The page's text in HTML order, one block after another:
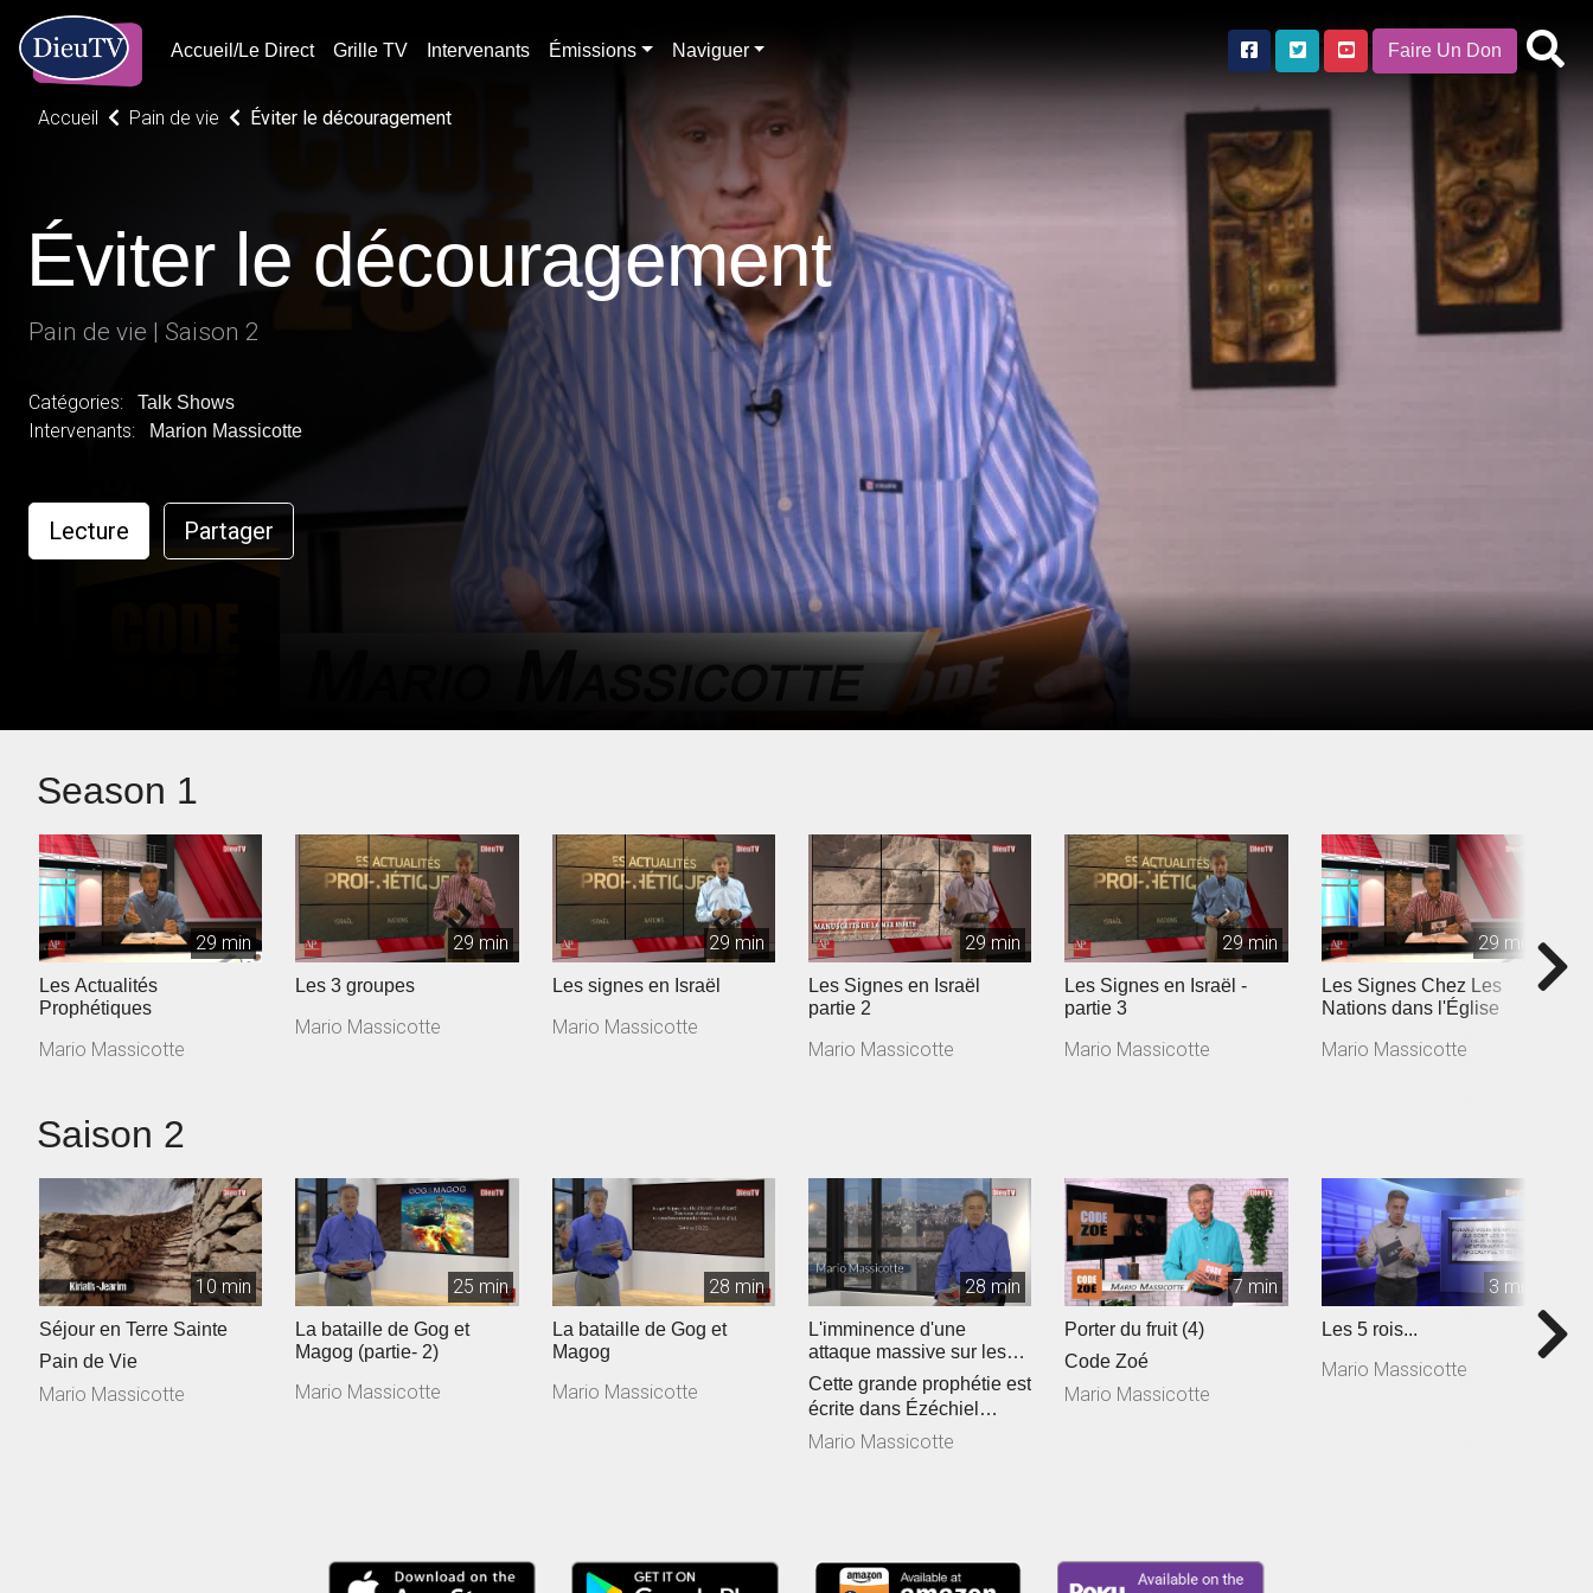
Accueil/Le Direct Grille TV Intervenants Émissions Naviguer Faire Un Don
Accueil Pain de vie Éviter le découragement
Éviter le découragement
Pain de vie | Saison 2
Catégories: Talk Shows
Intervenants: Marion Massicotte
Lecture Partager
Season 1
29 min
Les Actualités
Prophétiques
Mario Massicotte
29 min
Les 3 groupes
Mario Massicotte
29 min
Les signes en Israël
Mario Massicotte
29 min
Les Signes en Israël
partie 2
Mario Massicotte
29 min
Les Signes en Israël -
partie 3
Mario Massicotte
29 min
Les Signes Chez Les
Nations dans l'Église
Mario Massicotte
Saison 2
10 min
Séjour en Terre Sainte
Pain de Vie
Mario Massicotte
25 min
La bataille de Gog et
Magog (partie- 2)
Mario Massicotte
28 min
La bataille de Gog et
Magog
Mario Massicotte
28 min
L'imminence d'une
attaque massive sur les
montagnes d'Israel
Cette grande prophétie est
écrite dans Ézéchiel
chapitres 38 - 39 et son
Mario Massicotte
7 min
Porter du fruit (4)
Code Zoé
Mario Massicotte
3 min
Les 5 rois...
Mario Massicotte